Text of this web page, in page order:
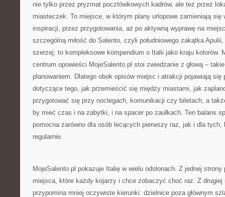
nie tylko przez pryzmat pocztówkowych kadrów, ale też przez
miasteczek. To miejsce, w którym plany urlopowe zamieniają się
inspiracji, przez przygotowania, aż po aktywną wyprawę na
szczególną miłość do Salento, czyli południowego zakątka
szerzej: to kompleksowe kompendium o Italii jako kraju kolorów.
centrum opowieści MojeSalento.pl stoi zwiedzanie z głową –
planowaniem. Dlatego obok opisów miejsc i atrakcji pojawiają się
dotyczące tego, jak przemieścić się między miastami, jak
przygotować się przy noclegach, komunikacji czy biletach, a
by mieć czas i na zabytki, i na spacer po zaułkach. Ten balans
pomocna zarówno dla osób lecących pierwszy raz, jak i dla tych,
regularnie.
MojeSalento.pl pokazuje Italię w wielu odsłonach. Z jednej
miejsca, które każdy kojarzy i chce zobaczyć choć raz. Z drugiej
przypomina mniej oczywiste kierunki: dzielnice poza głównym